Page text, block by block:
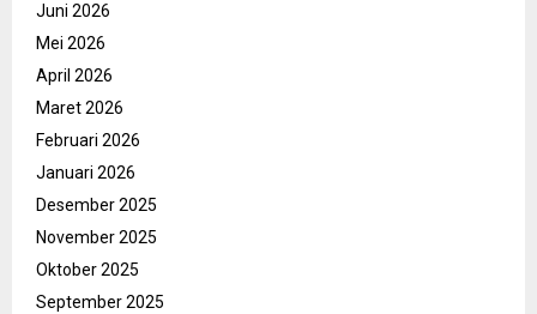
Juni 2026
Mei 2026
April 2026
Maret 2026
Februari 2026
Januari 2026
Desember 2025
November 2025
Oktober 2025
September 2025